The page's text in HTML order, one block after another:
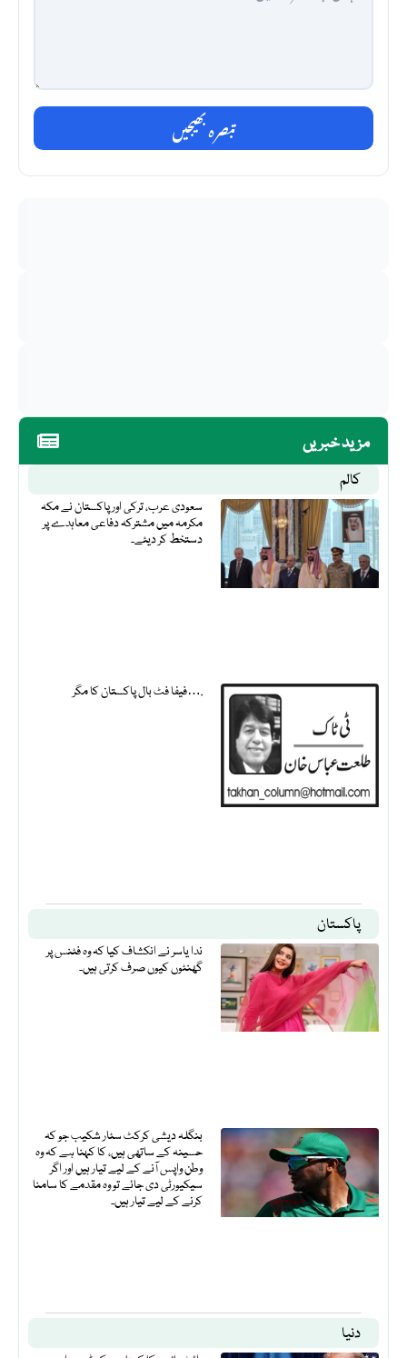
مزید خبریں
کالم
سعودی عرب، ترکی اور پاکستان نے مکہ
مکرمہ میں مشترکہ دفاعی معاہدے پر
دستخط کر دیئے۔
فیفا فٹ بال پاکستان کا مگر….
پاکستان
ندا یاسر نے انکشاف کیا کہ وہ فٹنس پر
گھنٹوں کیوں صرف کرتی ہیں۔
بنگلہ دیشی کرکٹ سٹار شکیب جو کہ
حسینہ کے ساتھی ہیں، کا کہنا ہے کہ وہ
وطن واپس آنے کے لیے تیار ہیں اور اگر
سیکیورٹی دی جائے تو وہ مقدمے کا سامنا
کرنے کے لیے تیار ہیں۔
دنیا
تبصرہ بھیجیں